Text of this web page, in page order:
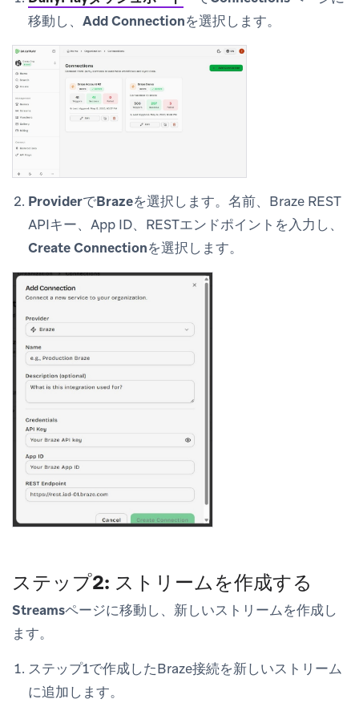
移動し、 Add Connectionを選択します。
ProviderでBrazeを選択します。名前、Braze REST
APIキー、App ID、RESTエンドポイントを入力し、
Create Connectionを選択します。
ステップ2: ストリームを作成する
Streamsページに移動し、新しいストリームを作成し
ます。
ステップ1で作成したBraze接続を新しいストリーム
に追加します。